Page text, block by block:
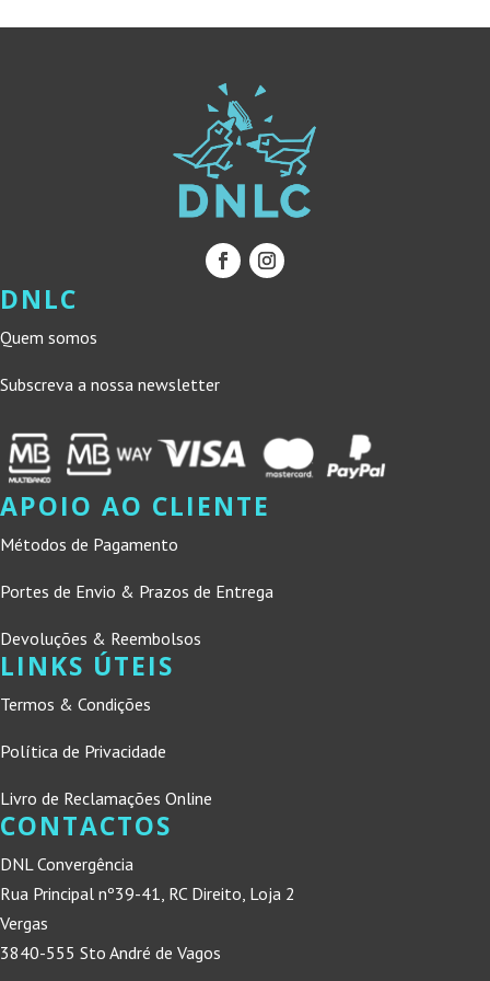
DNLC
Quem somos
Subscreva a nossa newsletter
APOIO AO CLIENTE
Métodos de Pagamento
Portes de Envio & Prazos de Entrega
Devoluções & Reembolsos
LINKS ÚTEIS
Termos & Condições
Política de Privacidade
Livro de Reclamações Online
CONTACTOS
DNL Convergência
Rua Principal nº39-41, RC Direito, Loja 2
Vergas
3840-555 Sto André de Vagos